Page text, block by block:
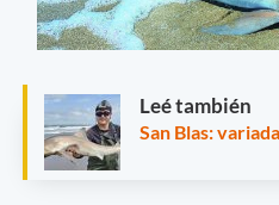
Leé también
San Blas: